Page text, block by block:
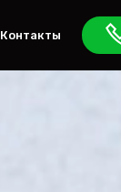
Контакты